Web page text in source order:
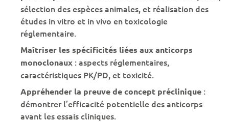
sélection des espèces animales, et réalisation des
études in vitro et in vivo en toxicologie
réglementaire.
Maîtriser les spécificités liées aux anticorps
monoclonaux : aspects réglementaires,
caractéristiques PK/PD, et toxicité.
Appréhender la preuve de concept préclinique :
démontrer l’efficacité potentielle des anticorps
avant les essais cliniques.